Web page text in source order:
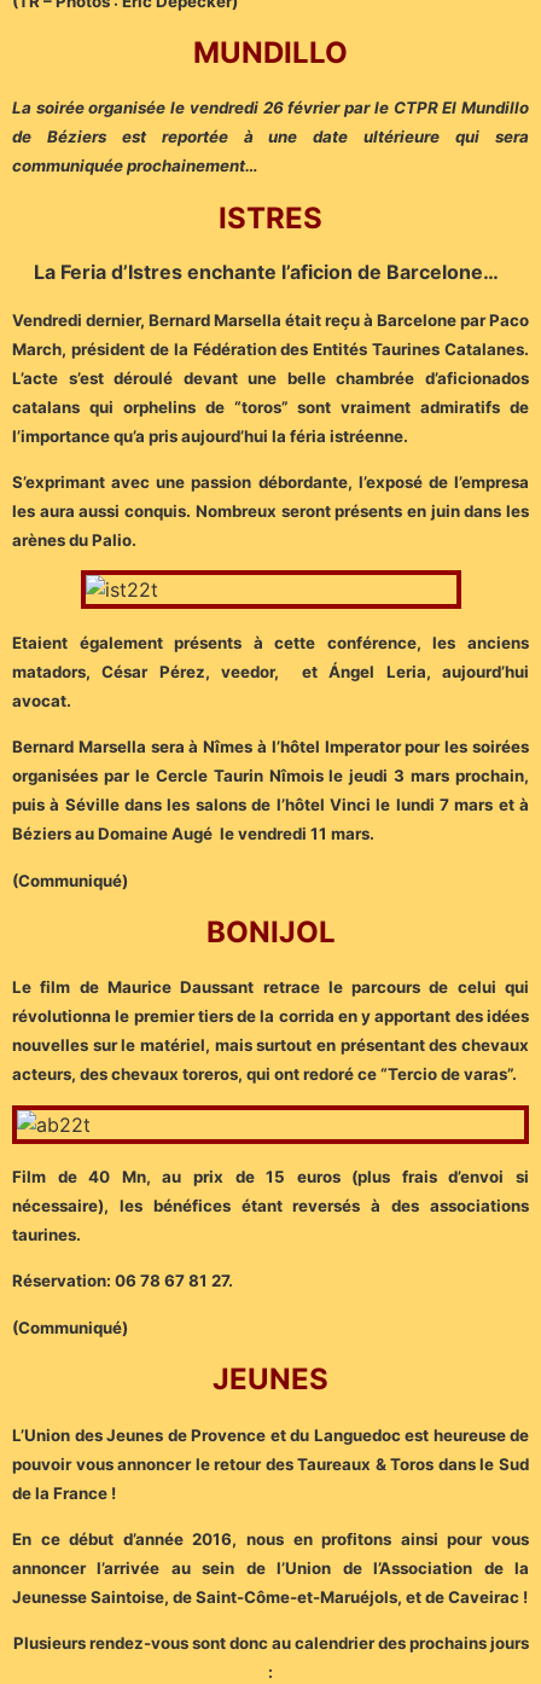
MUNDILLO
La soirée organisée le vendredi 26 février par le CTPR El Mundillo
de Béziers est reportée à une date ultérieure qui sera
communiquée prochainement…
ISTRES
La Feria d’Istres enchante l’aficion de Barcelone…
Vendredi dernier, Bernard Marsella était reçu à Barcelone par Paco
March, président de la Fédération des Entités Taurines Catalanes.
L’acte s’est déroulé devant une belle chambrée d’aficionados
catalans qui orphelins de “toros” sont vraiment admiratifs de
l’importance qu’a pris aujourd’hui la féria istréenne.
S’exprimant avec une passion débordante, l’exposé de l’empresa
les aura aussi conquis. Nombreux seront présents en juin dans les
arènes du Palio.
Etaient également présents à cette conférence, les anciens
matadors, César Pérez, veedor, et Ángel Leria, aujourd’hui
avocat.
Bernard Marsella sera à Nîmes à l’hôtel Imperator pour les soirées
organisées par le Cercle Taurin Nîmois le jeudi 3 mars prochain,
puis à Séville dans les salons de l’hôtel Vinci le lundi 7 mars et à
Béziers au Domaine Augé le vendredi 11 mars.
(Communiqué)
BONIJOL
Le film de Maurice Daussant retrace le parcours de celui qui
révolutionna le premier tiers de la corrida en y apportant des idées
nouvelles sur le matériel, mais surtout en présentant des chevaux
acteurs, des chevaux toreros, qui ont redoré ce “Tercio de varas”.
Film de 40 Mn, au prix de 15 euros (plus frais d’envoi si
nécessaire), les bénéfices étant reversés à des associations
taurines.
Réservation: 06 78 67 81 27.
(Communiqué)
JEUNES
L’Union des Jeunes de Provence et du Languedoc est heureuse de
pouvoir vous annoncer le retour des Taureaux & Toros dans le Sud
de la France !
En ce début d’année 2016, nous en profitons ainsi pour vous
annoncer l’arrivée au sein de l’Union de l’Association de la
Jeunesse Saintoise, de Saint-Côme-et-Maruéjols, et de Caveirac !
Plusieurs rendez-vous sont donc au calendrier des prochains jours
: